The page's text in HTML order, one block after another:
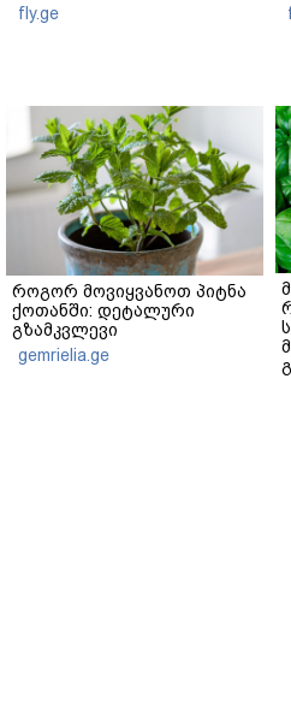
fly.ge
როგორ მოვიყვანოთ პიტნა
ქოთანში: დეტალური
გზამკვლევი
gemrielia.ge